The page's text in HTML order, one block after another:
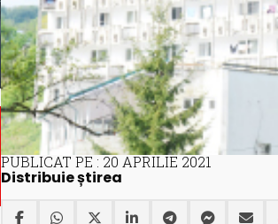
PUBLICAT PE : 20 APRILIE 2021
Distribuie știrea